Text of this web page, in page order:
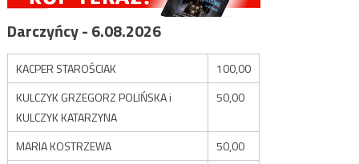
Darczyńcy - 6.08.2026
KACPER STAROŚCIAK
100,00
KULCZYK GRZEGORZ POLIŃSKA i
KULCZYK KATARZYNA
50,00
MARIA KOSTRZEWA 50,00